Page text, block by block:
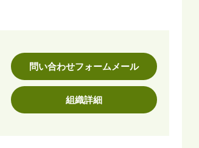
問い合わせフォームメール
組織詳細